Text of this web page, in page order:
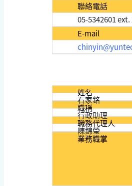
聯絡電話
05-5342601 ext.
E-mail
姓名
石家銘
職稱
行政助理
職務代理人
陳錦瑩
業務職掌